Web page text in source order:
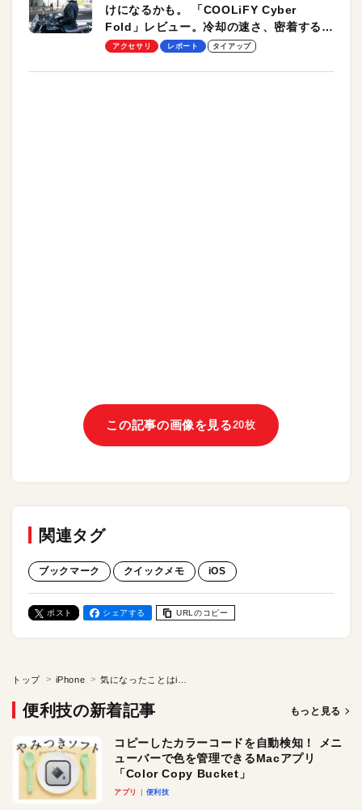
けになるかも。 「COOLiFY Cyber
Fold」レビュー。冷却の速さ、密着する冷
却プレート、シンプルな操作性がグッド！
アクセサリ レポート タイアップ
この記事の画像を見る20枚
関連タグ
ブックマーク クイックメモ iOS
ポスト シェアする URLのコピー
トップ iPhone
便利技の新着記事 もっと見る
コピーしたカラーコードを自動検知！ メニ
ューバーで色を管理できるMacアプリ
「Color Copy Bucket」
アプリ 便利技